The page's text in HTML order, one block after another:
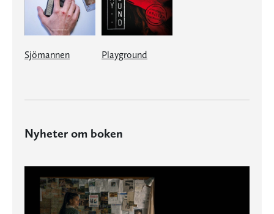
Sjömannen Playground
Nyheter om boken